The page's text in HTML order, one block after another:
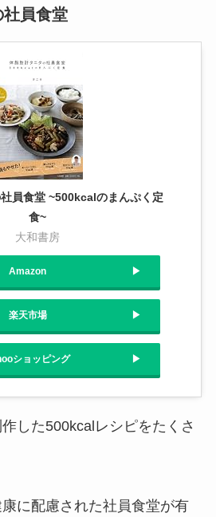
員食堂
員食堂 ~500kcalのまんぷく定
食~
大和書房
Amazon
楽天市場
ショッピング
した500kcalレシピをたくさ
に配慮された社員食堂が有